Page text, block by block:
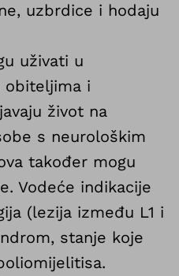
uzbrdice i hodaju
uživati ​​u
obiteljima i
život na
s neurološkim
također mogu
Vodeće indikacije
(lezija između L1 i
stanje koje